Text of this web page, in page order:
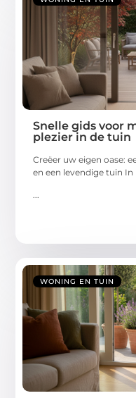
Snelle gids voor
plezier in de tuin
Creëer uw eigen oase:
en een levendige tuin In
...
WONING EN TUIN